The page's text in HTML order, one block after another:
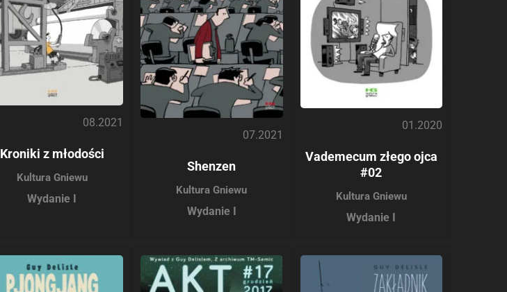
08.2021
Kroniki z młodości
Kultura Gniewu
Wydanie I
07.2021
Shenzen
Kultura Gniewu
Wydanie I
01.2020
Vademecum złego ojca
#02
Kultura Gniewu
Wydanie I